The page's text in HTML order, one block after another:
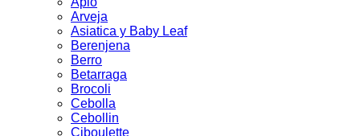
Arveja
Asiatica y Baby Leaf
Berenjena
Berro
Betarraga
Brocoli
Cebolla
Cebollin
Ciboulette